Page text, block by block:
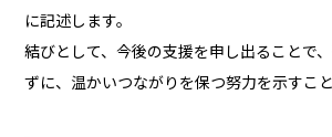
に記述します。
結びとして、今後の支援を申し出ることで
ずに、温かいつながりを保つ努力を示すこ